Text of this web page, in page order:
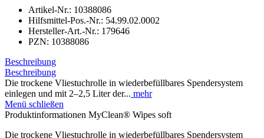
Artikel-Nr.: 10388086
Hilfsmittel-Pos.-Nr.: 54.99.02.0002
Hersteller-Art.-Nr.: 179646
PZN: 10388086
Beschreibung
Beschreibung
Die trockene Vliestuchrolle in wiederbefüllbares Spendersystem
einlegen und mit 2–2,5 Liter der... mehr
Menü schließen
Produktinformationen MyClean® Wipes soft
Die trockene Vliestuchrolle in wiederbefüllbares Spendersystem